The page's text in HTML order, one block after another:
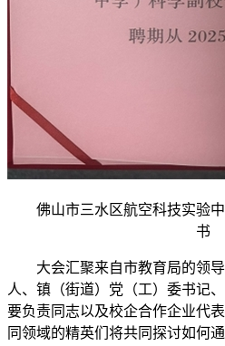
佛山市三水区航空科技实验中
书
大会汇聚来自市教育局的领导
人、镇（街道）党（工）委书记
要负责同志以及校企合作企业代
同领域的精英们将共同探讨如何